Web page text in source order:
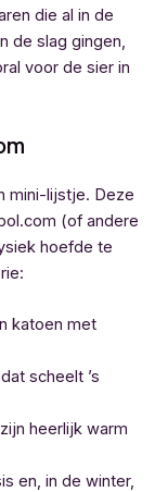
die al in de
de slag gingen,
voor de sier in
mini-lijstje. Deze
(of andere
hoefde te
katoen met
scheelt ’s
heerlijk warm
en, in de winter,